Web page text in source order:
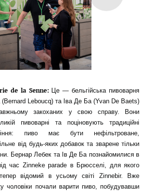
de la Senne:Це — бельгійська пивоварня
(Bernard Leboucq) та Іва Де Ба (Yvan De Baets)
закоханих у свою справу. Вони
пивоварні та поціновують традиційні
пиво має бути нефільтроване,
від будь-яких добавок та зварене тільки
Бернар Лебек та Ів Де Ба познайомилися в
час Zinneke parade в Брюсселі, для якого
відомий в усьому світі Zinnebir. Вже
чоловіки почали варити пиво, побудувавши